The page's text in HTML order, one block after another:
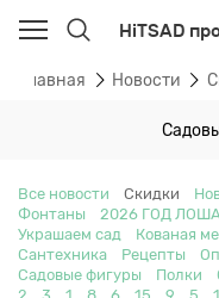
HiTSAD
Главная Новости
Все новости Скидки
Фонтаны
2026 ГОД
Украшаем сад
Кованая
Сантехника
Рецепты
Садовые фигуры
Полки